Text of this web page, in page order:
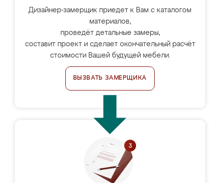
Дизайнер-замерщик приедет к Вам с каталогом
материалов,
проведёт детальные замеры,
составит проект и сделает окончательный расчёт
стоимости Вашей будущей мебели.
ВЫЗВАТЬ ЗАМЕРЩИКА